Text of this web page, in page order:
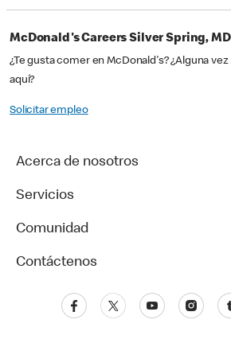
McDonald's Careers Silver Spring, MD
¿Te gusta comer en McDonald's? ¿Alguna
aquí?
Solicitar empleo
Acerca de nosotros
Servicios
Comunidad
Contáctenos